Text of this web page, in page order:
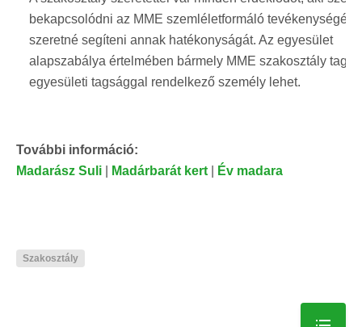
bekapcsolódni az MME szemléletformáló
szeretné segíteni annak hatékonyságát. Az egyesület
alapszabálya értelmében bármely MME szakosztály tagja
egyesületi tagsággal rendelkező személy lehet.
További információ:
Madarász Suli
Madárbarát kert Év madara
Szakosztály